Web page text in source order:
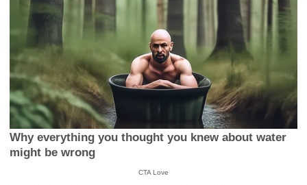
Why everything you thought you knew about water
might be wrong
CTA Love